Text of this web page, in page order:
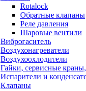
Rotalock
Обратные клапаны
Реле давления
Шаровые вентили
Виброгаситель
Воздухонагреватели
Воздухоохлодители
Гайки, сервисные
Испарители и
Клапаны